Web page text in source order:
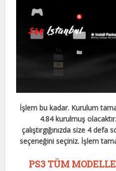
İşlem bu kadar. Kurulum
4.84 kurulmuş
çalıştırgığınızda size 4 defa
seçeneğini seçiniz. İşlem
PS3 TÜM